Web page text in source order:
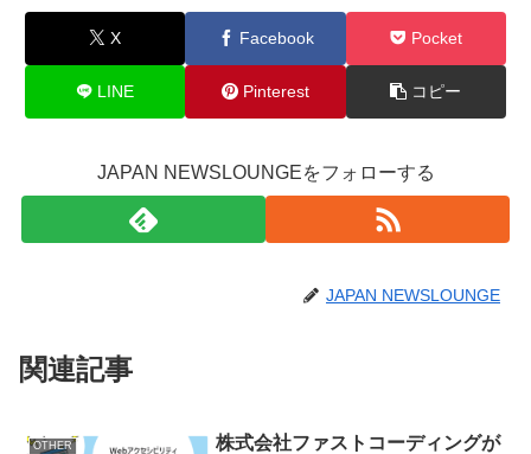
X Facebook Pocket
LINE Pinterest コピー
JAPAN NEWSLOUNGEをフォローする
JAPAN NEWSLOUNGE
関連記事
OTHER
株式会社ファストコーディングが